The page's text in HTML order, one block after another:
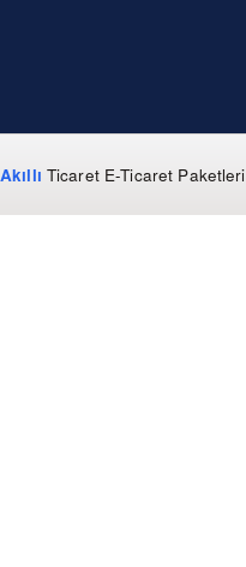
Akıllı Ticaret E-Ticaret Paketleri